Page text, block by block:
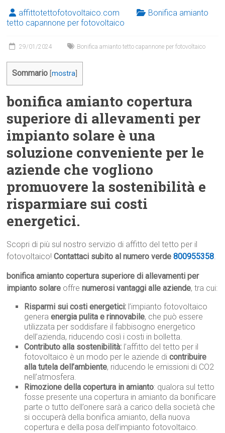
affittotettofotovoltaico.com
Bonifica amianto
tetto capannone per fotovoltaico
29/01/2024 Bonifica amianto tetto capannone per fotovoltaico
Sommario [mostra
bonifica amianto copertura
superiore di allevamenti per
impianto solare è una
soluzione conveniente per le
aziende che vogliono
promuovere la sostenibilità e
risparmiare sui costi
energetici.
Scopri di più sul nostro servizio di affitto del tetto per il
fotovoltaico!Contattaci subito al numero verde 800955358.
bonifica amianto copertura superiore di allevamenti per
impianto solare offrenumerosi vantaggi alle aziende, tra cui:
Risparmi sui costi energetici: l’impianto fotovoltaico
generaenergia pulita e rinnovabile, che può essere
utilizzata per soddisfare il fabbisogno energetico
dell’azienda, riducendo così i costi in bolletta.
Contributo alla sostenibilità: l’affitto del tetto per il
fotovoltaico è un modo per le aziende dicontribuire
alla tutela dell’ambiente, riducendo le emissioni di CO2
nell’atmosfera.
Rimozione della copertura in amianto: qualora sul tetto
fosse presente una copertura in amianto da bonificare
parte o tutto dell’onere sarà a carico della società che
si occuperà della bonifica amianto, della nuova
copertura e della posa dell’impianto fotovoltaico.